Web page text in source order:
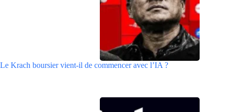
Le Krach boursier vient-il de commencer avec l’IA ?